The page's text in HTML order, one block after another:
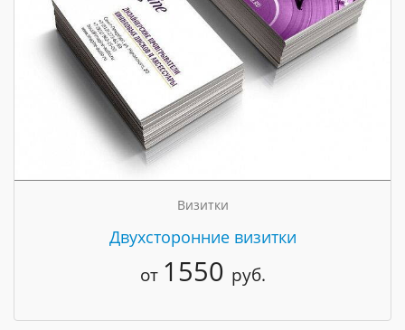
Визитки
Двухсторонние визитки
от 1550 руб.